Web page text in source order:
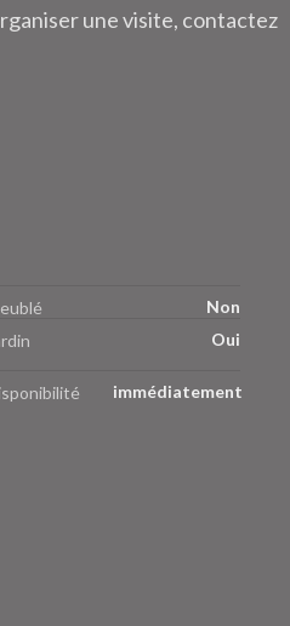
une visite, contactez
Non
Oui
immédiatement